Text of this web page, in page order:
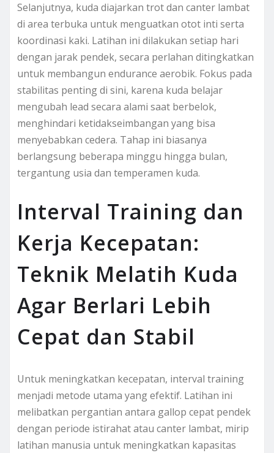
Selanjutnya, kuda diajarkan trot dan canter lambat
di area terbuka untuk menguatkan otot inti serta
koordinasi kaki. Latihan ini dilakukan setiap hari
dengan jarak pendek, secara perlahan ditingkatkan
untuk membangun endurance aerobik. Fokus pada
stabilitas penting di sini, karena kuda belajar
mengubah lead secara alami saat berbelok,
menghindari ketidakseimbangan yang bisa
menyebabkan cedera. Tahap ini biasanya
berlangsung beberapa minggu hingga bulan,
tergantung usia dan temperamen kuda.
Interval Training dan
Kerja Kecepatan:
Teknik Melatih Kuda
Agar Berlari Lebih
Cepat dan Stabil
Untuk meningkatkan kecepatan, interval training
menjadi metode utama yang efektif. Latihan ini
melibatkan pergantian antara gallop cepat pendek
dengan periode istirahat atau canter lambat, mirip
latihan manusia untuk meningkatkan kapasitas